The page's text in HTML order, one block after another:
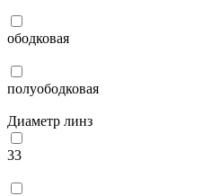
ободковая
полуободковая
Диаметр линз
33